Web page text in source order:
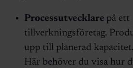
Processutvecklare på ett
tillverkningsföretag.
upp till planerad
Här behöver du visa hur